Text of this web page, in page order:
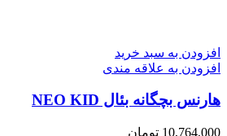
افزودن به سبد خرید
افزودن به علاقه مندی
هارنس بچگانه بئال NEO KID
10,764,000 تومان